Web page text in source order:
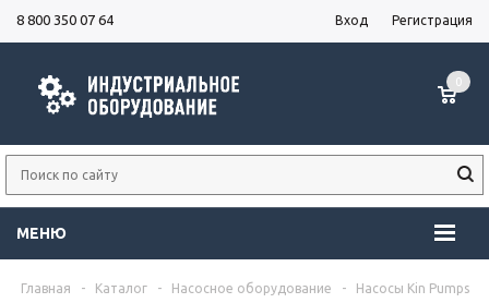
8 800 350 07 64 Вход Регистрация
МЕНЮ
0
Главная - Каталог - Насосное оборудование -
Насосы Kin Pumps